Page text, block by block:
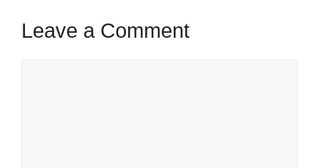
Leave a Comment